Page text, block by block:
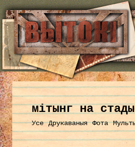
мітынг на
Усе Друкаваныя Фота